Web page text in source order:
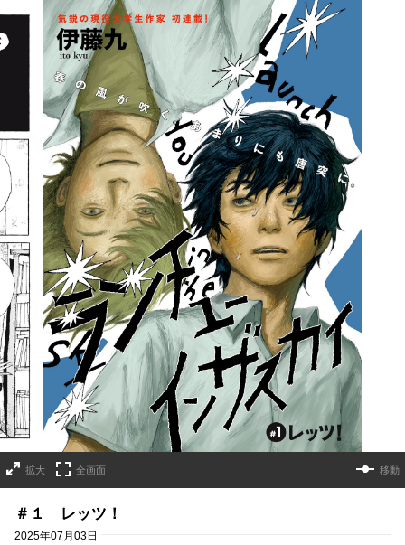
拡大 全画面 移動
＃１ レッツ！
2025年07月03日